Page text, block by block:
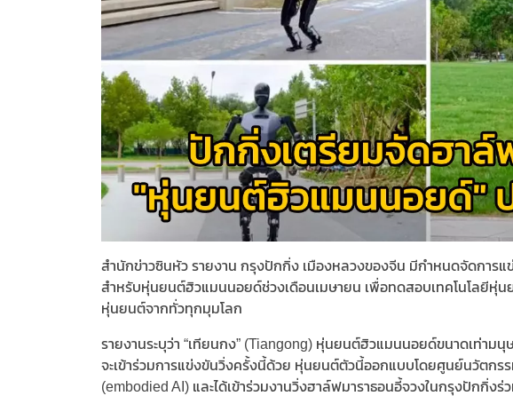
สำนักข่าวซินหัว รายงาน กรุงปักกิ่ง เมืองหลวงของจีน มีกำหนดจัดการ
สำหรับหุ่นยนต์ฮิวแมนนอยด์ช่วงเดือนเมษายน เพื่อทดสอบเทคโนโลยีหุ่น
หุ่นยนต์จากทั่วทุกมุมโลก
รายงานระบุว่า “เทียนกง” (Tiangong) หุ่นยนต์ฮิวแมนนอยด์ขนาดเท่ามนุ
จะเข้าร่วมการแข่งขันวิ่งครั้งนี้ด้วย หุ่นยนต์ตัวนี้ออกแบบโดยศูนย์นวัต
(embodied AI) และได้เข้าร่วมงานวิ่งฮาล์ฟมาราธอนอี้จวงในกรุงปักกิ่ง